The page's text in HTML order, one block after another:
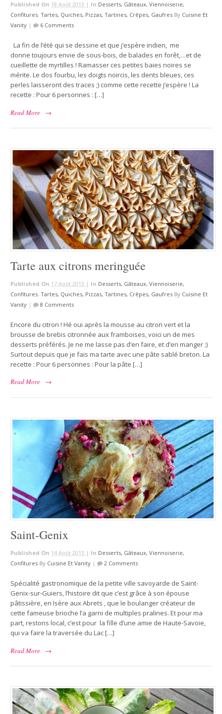
Published On 18 Août 2013 | In Desserts, Gâteaux, Viennoiserie,
Confitures,Tartes, Quiches, Pizzas, Tartines, Crêpes, Gaufres By Cuisine Et
Vanity | 6 Comments
La fin de l’été qui se dessine et que j’espère indien, me
donne toujours envie de sous-bois, de balades en forêt,…et de
cueillette de myrtilles ! Ramasser ces petites baies noires se
mérite. Le dos fourbu, les doigts noircis, les dents bleues, ces
perles laisseront des traces ;) comme cette recette j’espère ! La
recette : Pour 6 personnes : […]
Read More
→
Tarte aux citrons meringuée
Published On 17 Août 2013 | In Desserts, Gâteaux, Viennoiserie,
Confitures,Tartes, Quiches, Pizzas, Tartines, Crêpes, Gaufres By Cuisine Et
Vanity | 8 Comments
Encore du citron ! Hé oui après la mousse au citron vert et la
brousse de brebis citronnée aux framboises, voici un de mes
desserts préférés. Je ne me lasse pas d’en faire, et d’en manger ;)
Surtout depuis que je fais ma tarte avec une pâte sablé breton. La
recette : Pour 6 personnes : Pour la pâte […]
Read More
→
Saint-Genix
Published On 14 Août 2013 | In Desserts, Gâteaux, Viennoiserie,
Confitures By Cuisine Et Vanity | 2 Comments
Spécialité gastronomique de la petite ville savoyarde de Saint-
Genix-sur-Guiers, l’histoire dit que c’est grâce à son épouse
pâtissière, en Isère aux Abrets , que le boulanger créateur de
cette fameuse brioche l’a garni de multiples pralines. Et pour ma
part, restons local, c’est pour la fille d’une amie de Haute-Savoie,
qui va faire la traversée du Lac […]
Read More
→